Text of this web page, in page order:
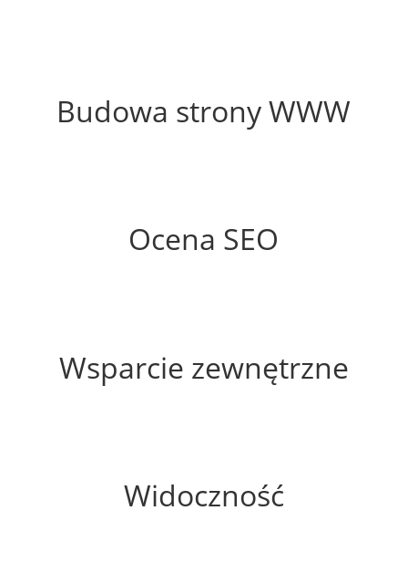
Budowa strony WWW
Ocena SEO
Wsparcie zewnętrzne
Widoczność